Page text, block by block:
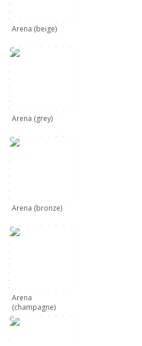
Arena (beige)
Arena (grey)
Arena (bronze)
Arena
(champagne)